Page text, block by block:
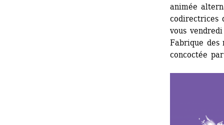
animée
codirectrices
vous
Fabrique des
concoctée